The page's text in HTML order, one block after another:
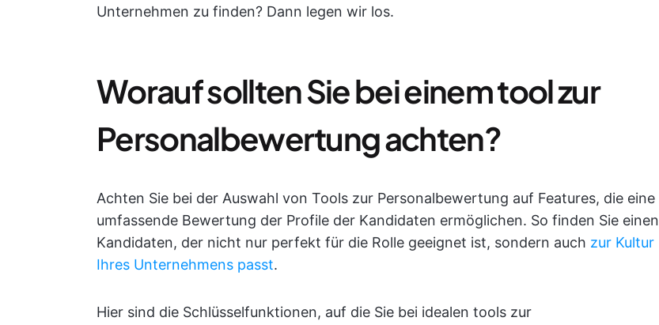
Unternehmen zu finden? Dann legen wir los.
Worauf sollten Sie bei einem tool zur
Personalbewertung achten?
Achten Sie bei der Auswahl von Tools zur Personalbewertung auf Features, die eine
umfassende Bewertung der Profile der Kandidaten ermöglichen. So finden Sie einen
Kandidaten, der nicht nur perfekt für die Rolle geeignet ist, sondern auch zur Kultur
Ihres Unternehmens passt.
Hier sind die Schlüsselfunktionen, auf die Sie bei idealen tools zur